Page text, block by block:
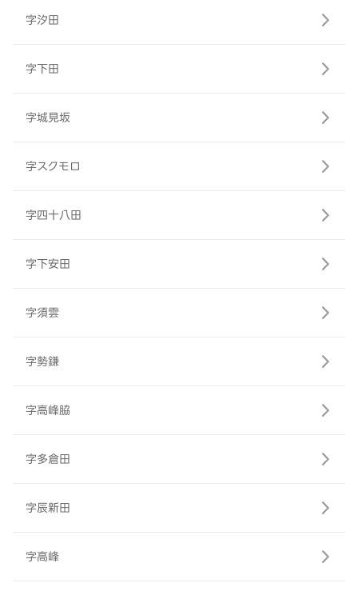
字汐田
字下田
字城見坂
字スクモロ
字四十八田
字下安田
字須雲
字勢鎌
字高峰脇
字多倉田
字辰新田
字高峰